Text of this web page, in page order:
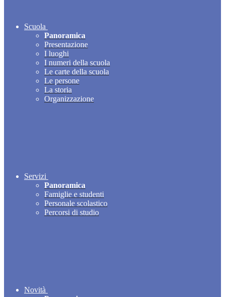
Scuola
Panoramica
Presentazione
I luoghi
I numeri della scuola
Le carte della scuola
Le persone
La storia
Organizzazione
Servizi
Panoramica
Famiglie e studenti
Personale scolastico
Percorsi di studio
Novità